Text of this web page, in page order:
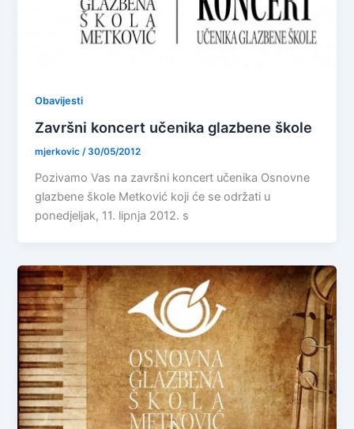
Obavijesti
Završni koncert učenika glazbene škole
mjerkovic/30/05/2012
Pozivamo Vas na završni koncert učenika Osnovne
glazbene škole Metković koji će se održati u
ponedjeljak, 11. lipnja 2012. s